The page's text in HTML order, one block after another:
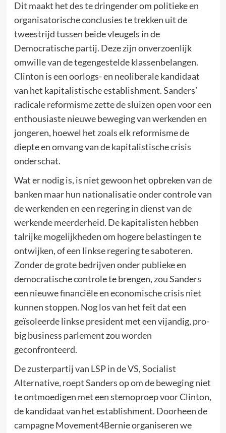
Dit maakt het des te dringender om politieke en
organisatorische conclusies te trekken uit de
tweestrijd tussen beide vleugels in de
Democratische partij. Deze zijn onverzoenlijk
omwille van de tegengestelde klassenbelangen.
Clinton is een oorlogs- en neoliberale kandidaat
van het kapitalistische establishment. Sanders’
radicale reformisme zette de sluizen open voor een
enthousiaste nieuwe beweging van werkenden en
jongeren, hoewel het zoals elk reformisme de
diepte en omvang van de kapitalistische crisis
onderschat.
Wat er nodig is, is niet gewoon het opbreken van de
banken maar hun nationalisatie onder controle van
de werkenden en een regering in dienst van de
werkende meerderheid. De kapitalisten hebben
talrijke mogelijkheden om hogere belastingen te
ontwijken, of een linkse regering te saboteren.
Zonder de grote bedrijven onder publieke en
democratische controle te brengen, zou Sanders
een nieuwe financiële en economische crisis niet
kunnen stoppen. Nog los van het feit dat een
geïsoleerde linkse president met een vijandig, pro-
big business parlement zou worden
geconfronteerd.
De zusterpartij van LSP in de VS, Socialist
Alternative, roept Sanders op om de beweging niet
te ontmoedigen met een stemoproep voor Clinton,
de kandidaat van het establishment. Doorheen de
campagne Movement4Bernie organiseren we